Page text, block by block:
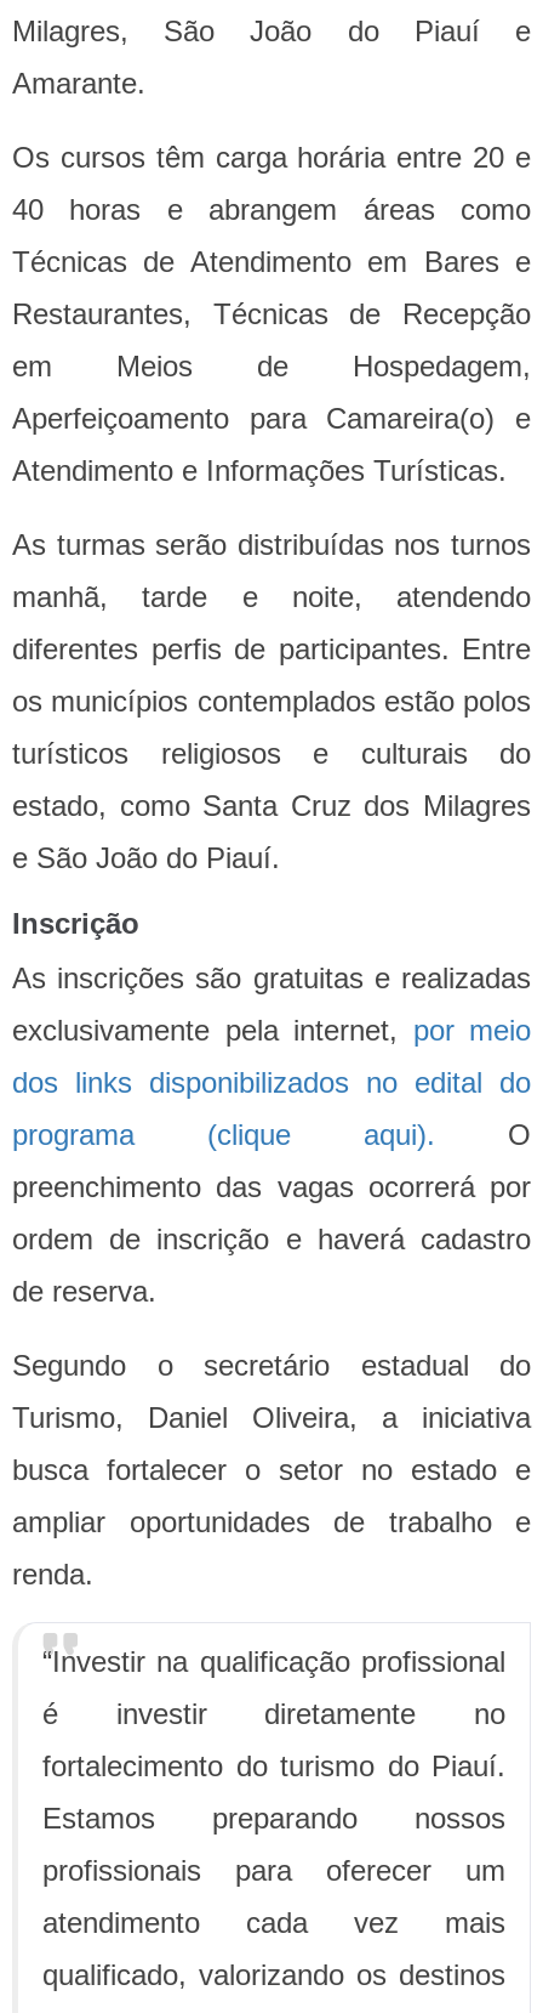
Milagres, São João do Piauí e
Amarante.
Os cursos têm carga horária entre 20 e
40 horas e abrangem áreas como
Técnicas de Atendimento em Bares e
Restaurantes, Técnicas de Recepção
em Meios de Hospedagem,
Aperfeiçoamento para Camareira(o) e
Atendimento e Informações Turísticas.
As turmas serão distribuídas nos turnos
manhã, tarde e noite, atendendo
diferentes perfis de participantes. Entre
os municípios contemplados estão polos
turísticos religiosos e culturais do
estado, como Santa Cruz dos Milagres
e São João do Piauí.
Inscrição
As inscrições são gratuitas e realizadas
exclusivamente pela internet, por meio
dos links disponibilizados no edital do
programa (clique aqui). O
preenchimento das vagas ocorrerá por
ordem de inscrição e haverá cadastro
de reserva.
Segundo o secretário estadual do
Turismo, Daniel Oliveira, a iniciativa
busca fortalecer o setor no estado e
ampliar oportunidades de trabalho e
renda.
“Investir na qualificação profissional
é investir diretamente no
fortalecimento do turismo do Piauí.
Estamos preparando nossos
profissionais para oferecer um
atendimento cada vez mais
qualificado, valorizando os destinos